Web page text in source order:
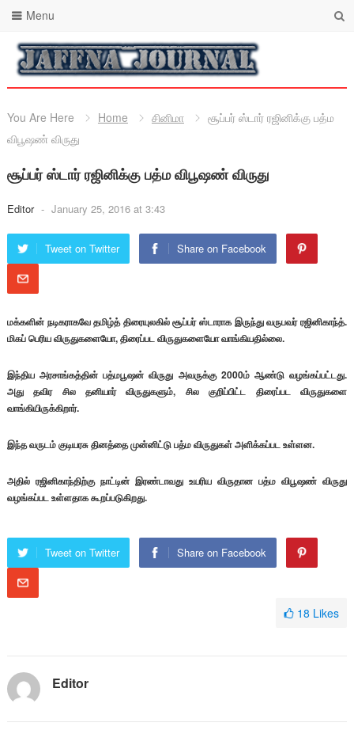
Menu
You Are Here Home சினிமா
சூப்பர் ஸ்டார் ரஜினிக்கு பத்ம
விபூஷண் விருது
சூப்பர் ஸ்டார் ரஜினிக்கு பத்ம விபூஷண் விருது
Editor - January 25, 2016 at 3:43
Tweet on Twitter Share on Facebook
மக்களின் நடிகராகவே தமிழ்த் திரையுலகில் சூப்பர் ஸ்டாராக இருந்து வருபவர் ரஜினிகாந்த்.
மிகப் பெரிய விருதுகளையோ, திரைப்பட விருதுகளையோ வாங்கியதில்லை.
இந்திய அரசாங்கத்தின் பத்மபூஷன் விருது அவருக்கு 2000ம் ஆண்டு வழங்கப்பட்டது.
அது தவிர சில தனியார் விருதுகளும், சில குறிப்பிட்ட திரைப்பட விருதுகளை
வாங்கியிருக்கிறார்.
இந்த வருடம் குடியரசு தினத்தை முன்னிட்டு பத்ம விருதுகள் அளிக்கப்பட உள்ளன.
அதில் ரஜினிகாந்திற்கு நாட்டின் இரண்டாவது உயரிய விருதான பத்ம விபூஷண் விருது
வழங்கப்பட உள்ளதாக கூறப்படுகிறது.
Tweet on Twitter Share on Facebook
18 Likes
Editor